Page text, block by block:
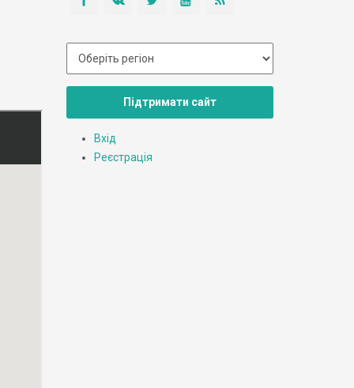
Підтримати сайт
Вхід
Реєстрація